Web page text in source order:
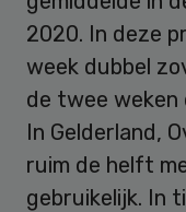
2020. In deze
week dubbel
de twee weken
In Gelderland,
ruim de helft
gebruikelijk. In